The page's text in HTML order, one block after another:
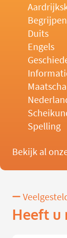
Duits
Engels
Spelling
Bekijk al
Heeft u